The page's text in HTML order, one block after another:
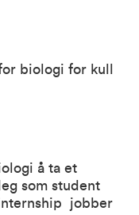
biologi for kull
å ta et
som student
jobber